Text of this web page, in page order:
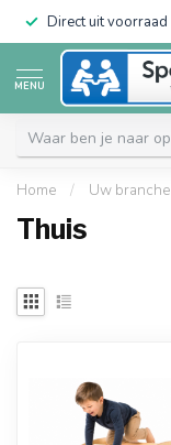
Direct uit voorraad
MENU
Home / Uw branche
Thuis